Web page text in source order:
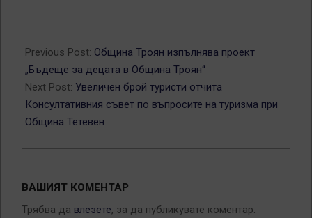
01-
28
Previous Post: Община Троян изпълнява проект
„Бъдеще за децата в Община Троян“
Next Post: Увеличен брой туристи отчита
Консултативния съвет по въпросите на туризма при
Община Тетевен
ВАШИЯТ КОМЕНТАР
Трябва да влезете, за да публикувате коментар.